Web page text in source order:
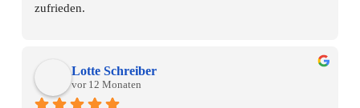
zufrieden.
neue Fenster.
Von uns eine klare Weiterempfehlung!
Lotte Schreiber
vor 12 Monaten